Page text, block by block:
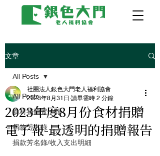
文章
All Posts
食材捐贈電子報
捐物芳名錄
捐款芳名錄/收入支出明細
All Posts
2023年度8月份食材捐贈
電子報-最透明的捐贈報告
社團法人銀色大門老人福利協會
2023年8月31日 讀畢需時 2 分鐘